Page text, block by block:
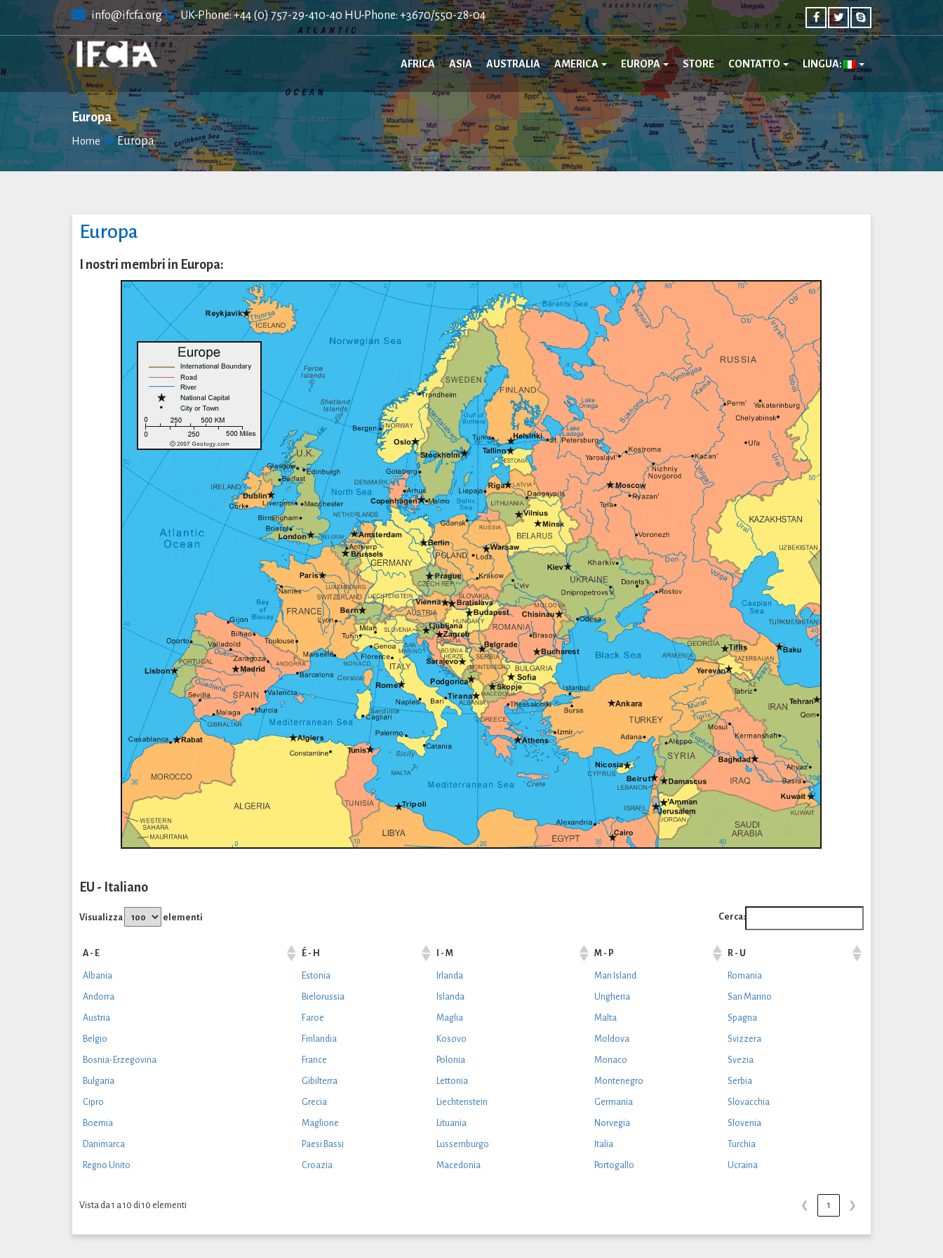
content
info@ifcfa.org UK-Phone: +44 (0) 757-29-410-40 HU-Phone: +3670/550-28-04
AFRICA ASIA AUSTRALIA AMERICA EUROPA STORE CONTATTO LINGUA:
Europa
Home Europa
Europa
I nostri membri in Europa:
EU - Italiano
Visualizza elementi Cerca:
A - E É - H I - M M - P R - U
Albania Estonia Irlanda Man Island Romania
Andorra Bielorussia Islanda Ungheria San Marino
Austria Faroe Maglia Malta Spagna
Belgio Finlandia Kosovo Moldova Svizzera
Bosnia-Erzegovina France Polonia Monaco Svezia
Bulgaria Gibilterra Lettonia Montenegro Serbia
Cipro Grecia Liechtenstein Germania Slovacchia
Boemia Maglione Lituania Norvegia Slovenia
Danimarca Paesi Bassi Lussemburgo Italia Turchia
Regno Unito Croazia Macedonia Portogallo Ucraina
Vista da 1 a 10 di 10 elementi ❮ 1 ❯